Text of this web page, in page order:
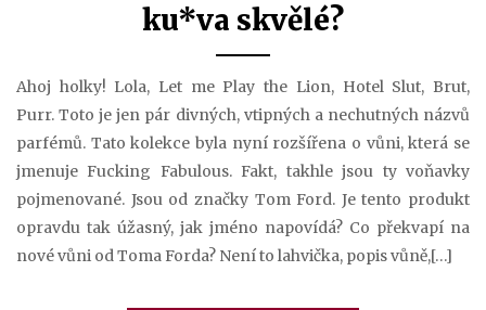
ku*va skvělé?
Ahoj holky! Lola, Let me Play the Lion, Hotel Slut, Brut,
Purr. Toto je jen pár divných, vtipných a nechutných názvů
parfémů. Tato kolekce byla nyní rozšířena o vůni, která se
jmenuje Fucking Fabulous. Fakt, takhle jsou ty voňavky
pojmenované. Jsou od značky Tom Ford. Je tento produkt
opravdu tak úžasný, jak jméno napovídá? Co překvapí na
nové vůni od Toma Forda? Není to lahvička, popis vůně,[…]